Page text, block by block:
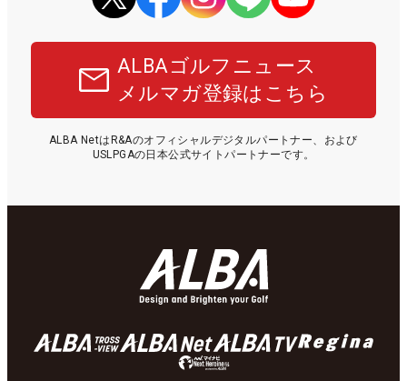
ALBAゴルフニュース
メルマガ登録はこちら
ALBA NetはR&Aのオフィシャルデジタルパートナー、および
USLPGAの日本公式サイトパートナーです。